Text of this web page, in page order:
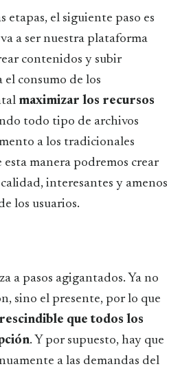
etapas, el siguiente paso es
a ser nuestra plataforma
contenidos y subir
el consumo de los
maximizar los recursos
todo tipo de archivos
a los tradicionales
manera podremos crear
interesantes y amenos
los usuarios.
a pasos agigantados. Ya no
sino el presente, por lo que
que todos los
. Y por supuesto, hay que
a las demandas del